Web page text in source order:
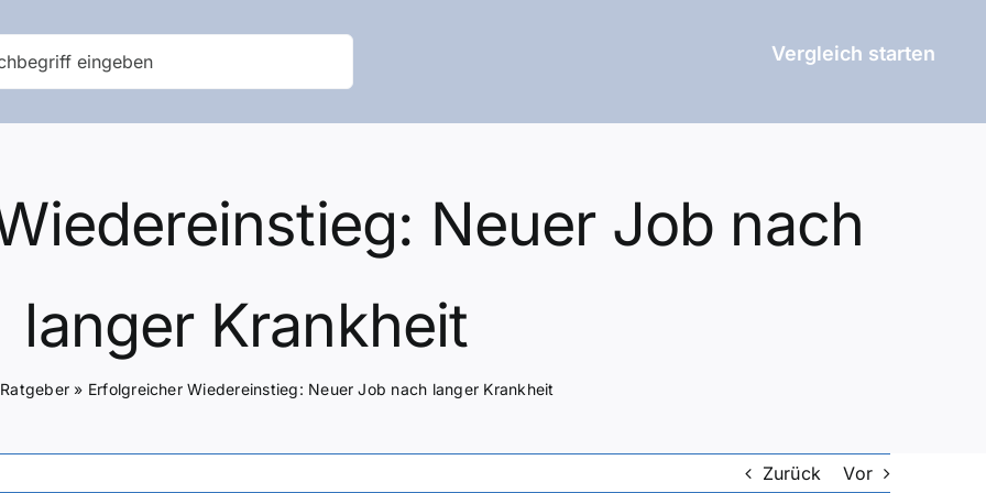
Vergleich starten
Neuer Job nach
langer Krankheit
Ratgeber » Erfolgreicher Wiedereinstieg: Neuer Job nach langer Krankheit
Zurück Vor